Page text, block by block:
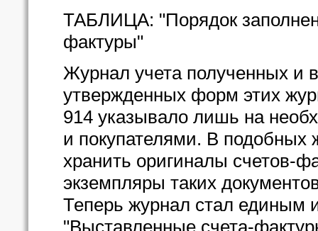
ТАБЛИЦА: "Порядок
фактуры"
Журнал учета полученных и
утвержденных форм этих
914 указывало лишь на
и покупателями. В
хранить оригиналы счетов-
экземпляры таких
Теперь журнал стал единым
"Выставленные счета-